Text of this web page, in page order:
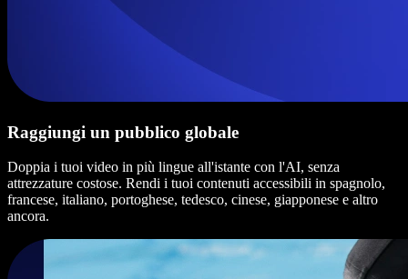
Raggiungi un pubblico globale
Doppia i tuoi video in più lingue all'istante con l'AI, senza
attrezzature costose. Rendi i tuoi contenuti accessibili in spagnolo,
francese, italiano, portoghese, tedesco, cinese, giapponese e altro
ancora.